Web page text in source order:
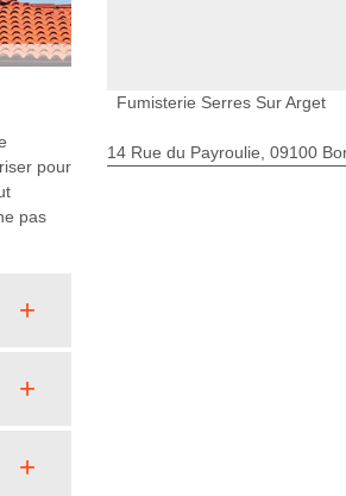
pour
pas
Fumisterie Serres Sur Arget
14 Rue du Payroulie, 09100